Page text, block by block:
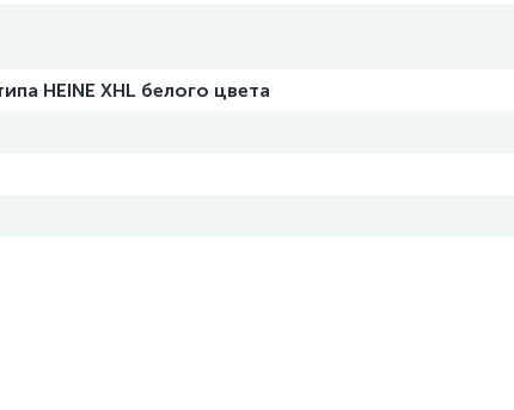
HEINE XHL белого цвета